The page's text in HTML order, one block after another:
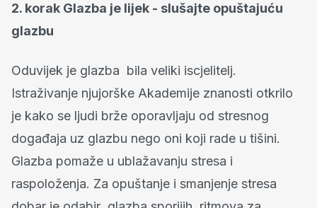
2. korak Glazba je lijek - slušajte opuštajuću
glazbu
Oduvijek je glazba bila veliki iscjelitelj.
Istraživanje njujorške Akademije znanosti otkrilo
je kako se ljudi brže oporavljaju od stresnog
događaja uz glazbu nego oni koji rade u tišini.
Glazba pomaže u ublažavanju stresa i
raspoloženja. Za opuštanje i smanjenje stresa